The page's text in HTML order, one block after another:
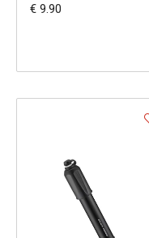
€ 9.90